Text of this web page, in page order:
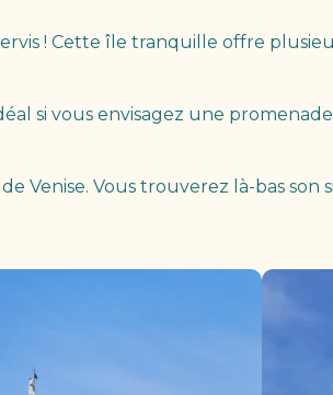
! Cette île tranquille offre
si vous envisagez une
Venise. Vous trouverez là-bas son